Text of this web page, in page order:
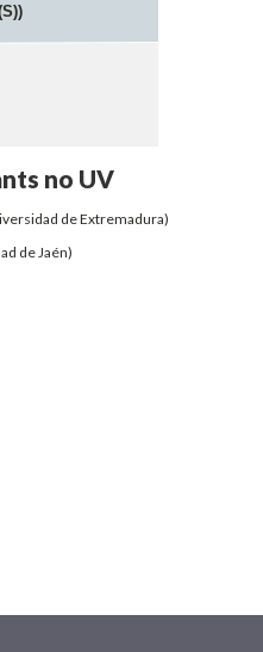
no UV
de Extremadura)
de Jaén)